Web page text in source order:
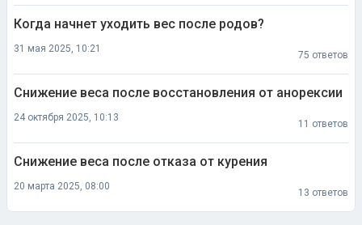
Когда начнет уходить вес после родов?
31 мая 2025, 10:21
75 ответов
Снижение веса после восстановления от анорексии
24 октября 2025, 10:13
11 ответов
Снижение веса после отказа от курения
20 марта 2025, 08:00
13 ответов